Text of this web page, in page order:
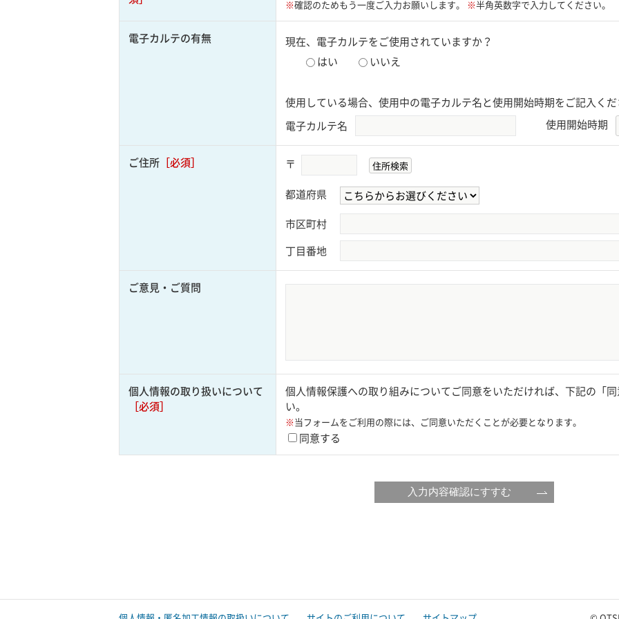
※確認のためもう一度ご入力お願いします。 ※半角英数字で入力してください。
電子カルテの有無
現在、電子カルテをご使用されていますか？
はい
いいえ
使用している場合、使用中の電子カルテ名と使用開始時期をご記入く
電子カルテ名
使用開始時期
ご住所 ［必須］
〒
都道府県
市区町村
丁目番地
ご意見・ご質問
個人情報の取り扱いについて
［必須］
個人情報保護への取り組みについてご同意をいただければ、下記の「
い。
※当フォームをご利用の際には、ご同意いただくことが必要となります。
同意する
入力内容確認にすすむ